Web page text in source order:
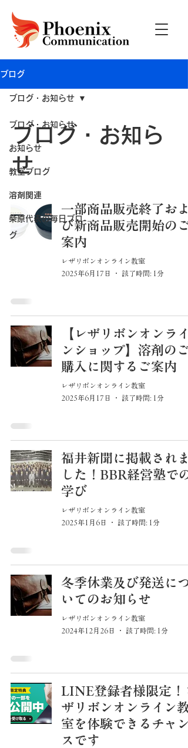
ブログ
ブログ・お知らせ
お知らせ
教室ブログ
溶剤関連
柴原代表の毎日ブロ
グ
ブログ・お知らせ
ブログ・お知ら
せ
一部商品販売終了およ
び新商品販売開始のご
案内
レザリボンオンライン教室
2025年6月17日
読了時間: 1分
【レザリボンオンライ
ンショップ】溶剤のご
購入に関するご案内
レザリボンオンライン教室
2025年6月17日
読了時間: 1分
福井新聞に掲載されま
した！BBR経営塾での
学び
レザリボンオンライン教室
2025年1月6日
読了時間: 1分
冬季休業及び発送につ
いてのお知らせ
レザリボンオンライン教室
2024年12月26日
読了時間: 1分
LINE登録者様限定！
ザリボンオンライン教
室を体験できるチャン
スです